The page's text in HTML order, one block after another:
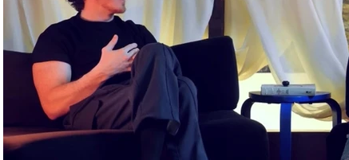
Lire la vidéo